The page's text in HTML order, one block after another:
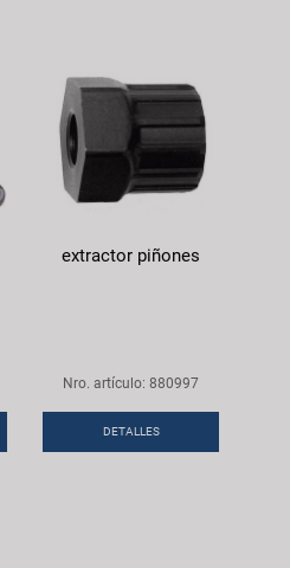
extractor piñones
Nro. artículo: 880997
DETALLES